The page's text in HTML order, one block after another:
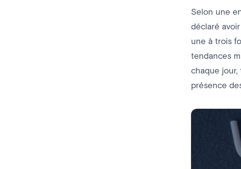
Selon une
déclaré
une à trois
tendances
chaque jour,
présence